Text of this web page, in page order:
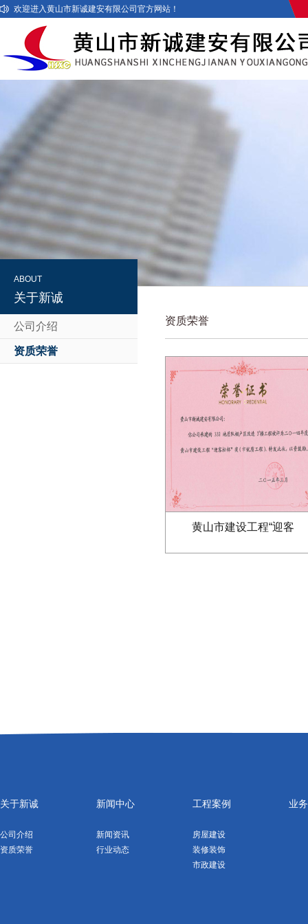
欢迎进入黄山市新诚建安有限公司官方网站！
ABOUT
关于新诚
公司介绍
资质荣誉
资质荣誉
黄山市建设工程“迎客
关于新诚
公司介绍
资质荣誉
新闻中心
新闻资讯
行业动态
工程案例
房屋建设
装修装饰
市政建设
业